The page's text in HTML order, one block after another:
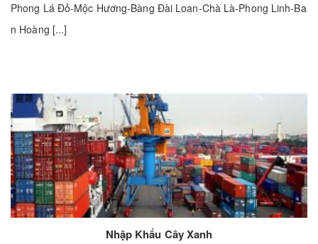
Phong Lá Đỏ-Mộc Hương-Bàng Đài Loan-Chà Là-Phong Linh-Ba
n Hoàng [...]
Nhập Khẩu Cây Xanh